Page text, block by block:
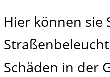
Hier können sie
Schäden in der